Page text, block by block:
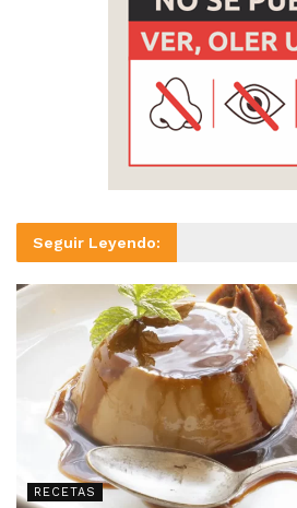
Seguir Leyendo:
RECETAS